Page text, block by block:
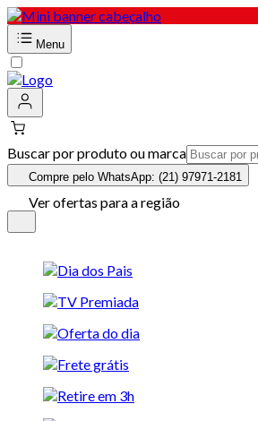
Menu
Buscar por produto ou marca
Compre pelo WhatsApp: (21) 97971-2181
Ver ofertas para a região